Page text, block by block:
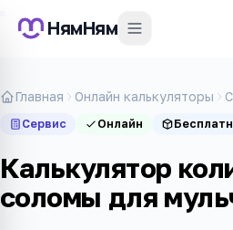
НямНям
Главная Онлайн калькуляторы
Сервис Онлайн
Калькулятор
соломы для